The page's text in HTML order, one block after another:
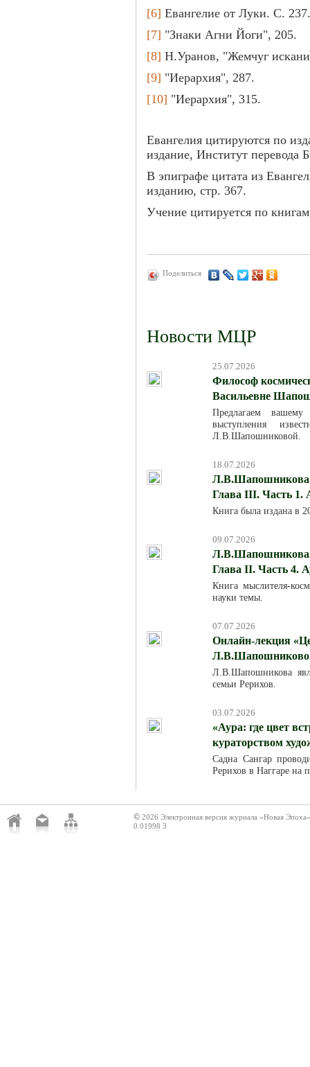
[6] Евангелие от Луки. С. 237.
[7] "Знаки Агни Йоги", 205.
[8] Н.Уранов, "Жемчуг
[9] "Иерархия", 287.
[10] "Иерархия", 315.
Евангелия цитируются по
издание, Институт перевода
В эпиграфе цитата из
изданию, стр. 367.
Учение цитируется по
Поделиться
Новости МЦР
25.07.2026
Философ
Васильевне
Предлагаем
выступления
Л.В.Шапошниковой.
18.07.2026
Л.В.Шапошникова.
Глава III. Часть 1.
Книга была издана в
09.07.2026
Л.В.Шапошникова.
Глава II. Часть 4.
Книга мыслителя-
науки темы.
07.07.2026
Онлайн-лекция
Л.В.Шапошникова
семьи Рерихов.
03.07.2026
«Аура: где цвет
кураторством
Садна Сангар
Рерихов в Наггаре на
© 2026 Электронная версия журнала «Новая Эпоха»
0.01998 3